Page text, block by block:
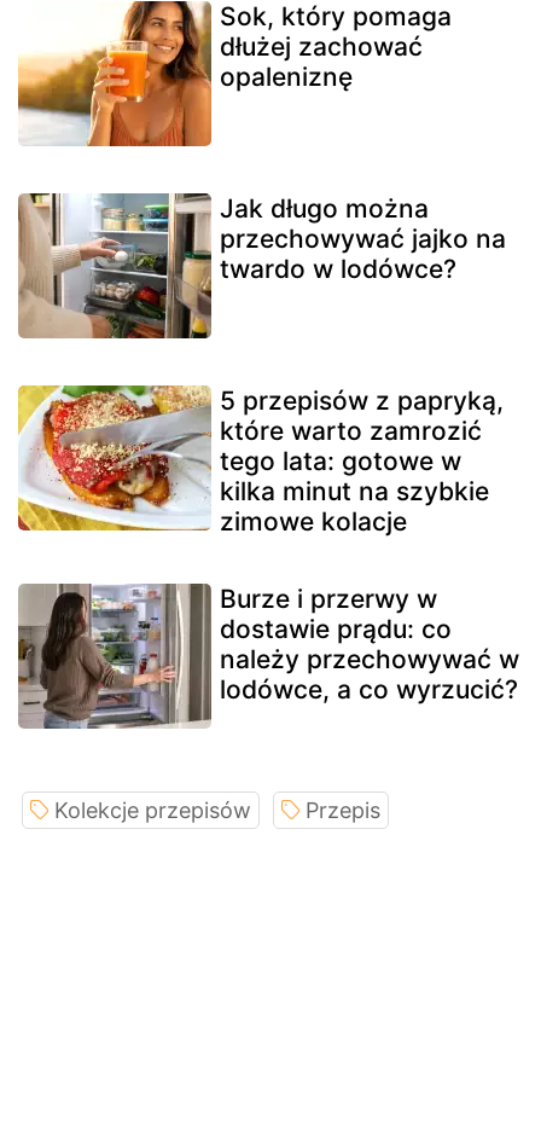
Sok, który pomaga
dłużej zachować
opaleniznę
Jak długo można
przechowywać jajko na
twardo w lodówce?
5 przepisów z papryką,
które warto zamrozić
tego lata: gotowe w
kilka minut na szybkie
zimowe kolacje
Burze i przerwy w
dostawie prądu: co
należy przechowywać w
lodówce, a co wyrzucić?
Kolekcje przepisów Przepis